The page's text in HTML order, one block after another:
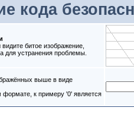
кода
битое изображение,
для устранения проблемы.
выше в виде
к примеру '0' является